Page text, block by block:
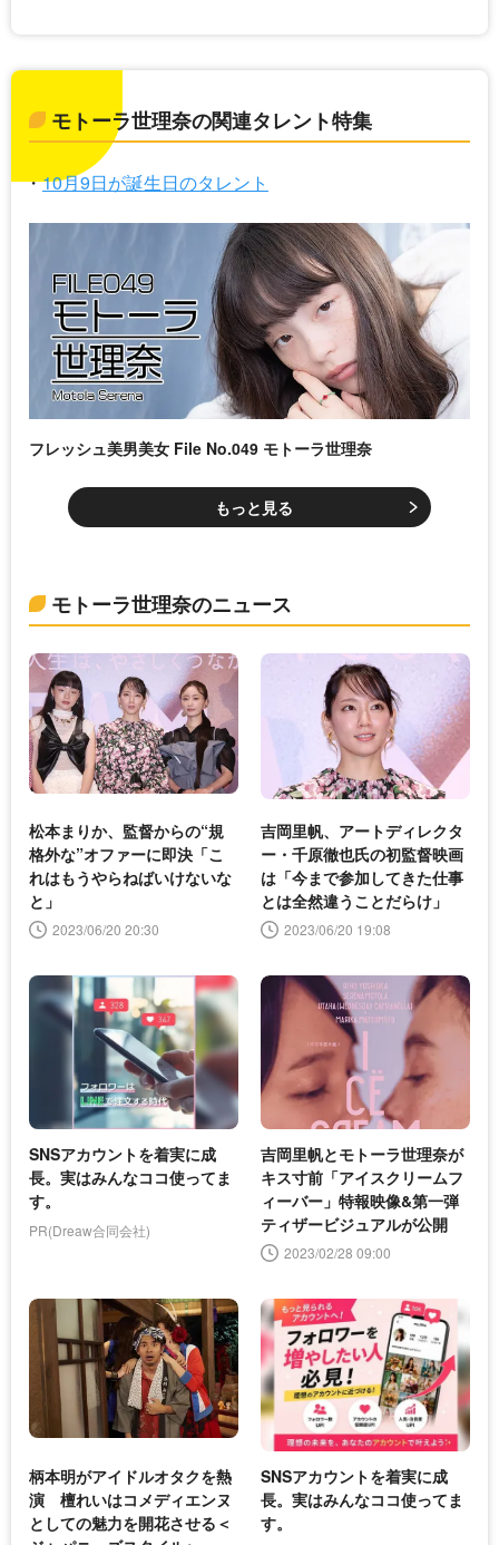
モトーラ世理奈の関連タレント特集
10月9日が誕生日のタレント
フレッシュ美男美女 File No.049 モトーラ世理奈
もっと見る
モトーラ世理奈のニュース
松本まりか、監督からの“規
格外な”オファーに即決「こ
れはもうやらねばいけないな
と」
2023/06/20 20:30
吉岡里帆、アートディレクタ
ー・千原徹也氏の初監督映画
は「今まで参加してきた仕事
とは全然違うことだらけ」
2023/06/20 19:08
SNSアカウントを着実に成
長。実はみんなココ使ってま
す。
PR(Dreaw合同会社)
吉岡⾥帆とモトーラ世理奈が
キス寸前「アイスクリームフ
ィーバー」特報映像&第一弾
ティザービジュアルが公開
2023/02/28 09:00
柄本明がアイドルオタクを熱
演 檀れいはコメディエンヌ
としての魅力を開花させる＜
SNSアカウントを着実に成
長。実はみんなココ使ってま
す。